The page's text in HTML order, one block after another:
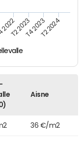
T2 2023T4 2023T2 2024
Aisne
36 €/m2